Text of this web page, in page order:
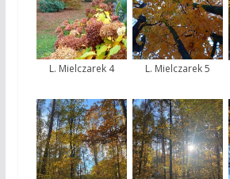
L. Mielczarek 4 L. Mielczarek 5